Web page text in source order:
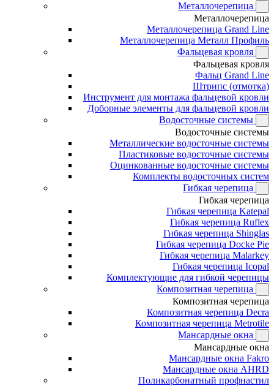
Металлочерепица
Металлочерепица
Металлочерепица Grand Line
Металлочерепица Металл Профиль
Фальцевая кровля
Фальцевая кровля
Фальц Grand Line
Штрипс (отмотка)
Инструмент для монтажа фальцевой кровли
Доборные элементы для фальцевой кровли
Водосточные системы
Водосточные системы
Металлические водосточные системы
Пластиковые водосточные системы
Оцинкованные водосточные системы
Комплекты водосточных систем
Гибкая черепица
Гибкая черепица
Гибкая черепица Katepal
Гибкая черепица Ruflex
Гибкая черепица Shinglas
Гибкая черепица Docke Pie
Гибкая черепица Malarkey
Гибкая черепица Icopal
Комплектующие для гибкой черепицы
Композитная черепица
Композитная черепица
Композитная черепица Decra
Композитная черепица Metrotile
Мансардные окна
Мансардные окна
Мансардные окна Fakro
Мансардные окна AHRD
Поликарбонатный профнастил